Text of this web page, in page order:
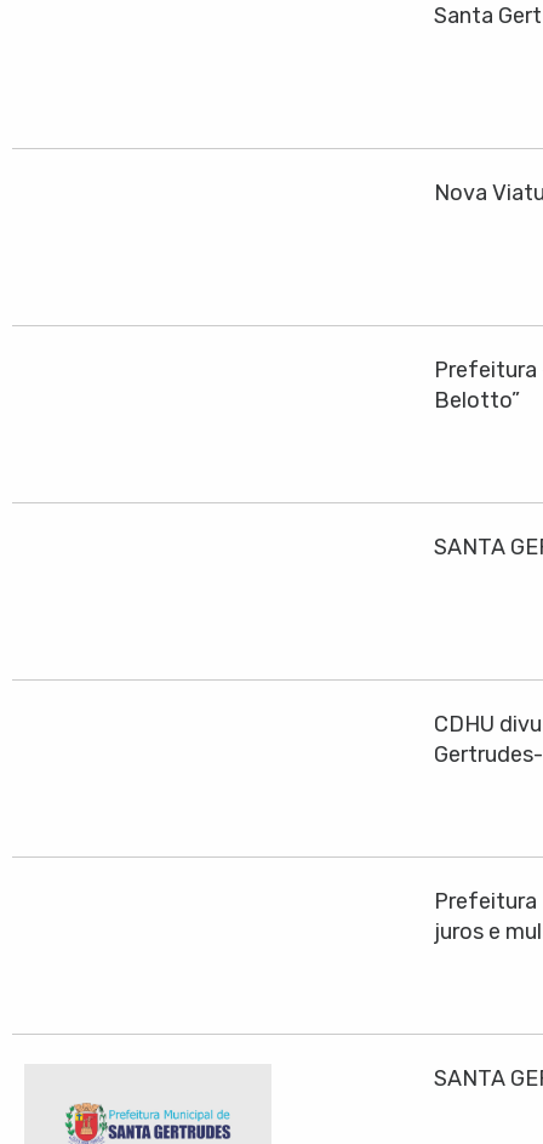
Santa
Nova
Prefeitura
Belotto”
SANTA
CDHU
Prefeitura
juros e
SANTA